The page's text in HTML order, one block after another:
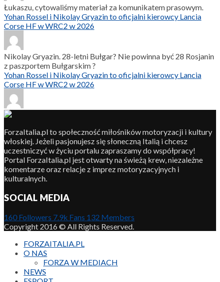
Łukaszu, cytowaliśmy materiał za komunikatem prasowym.
Yohan Rossel i Nikolay Gryazin to oficjalni kierowcy Lancia
Corse HF w WRC2 w 2026
Nikolay Gryazin. 28-letni Bułgar? Nie powinna być 28 Rosjanin
z paszportem Bułgarskim ?
Yohan Rossel i Nikolay Gryazin to oficjalni kierowcy Lancia
Corse HF w WRC2 w 2026
ForzaItalia.pl to społeczność miłośników motoryzacji i kultury
włoskiej. Jeżeli pasjonujesz się słoneczną Italią i chcesz
uczestniczyć w życiu portalu zapraszamy do współpracy!
Portal ForzaItalia.pl jest otwarty na świeżą krew, niezależne
komentarze oraz relacje z imprez motoryzacyjnych i
kulturalnych.
SOCIAL MEDIA
160 Followers 7.9k Fans 132 Members
Copyright 2016 © All Rights Reserved.
FORZAITALIA.PL
O NAS
FORZA W MEDIACH
NEWS